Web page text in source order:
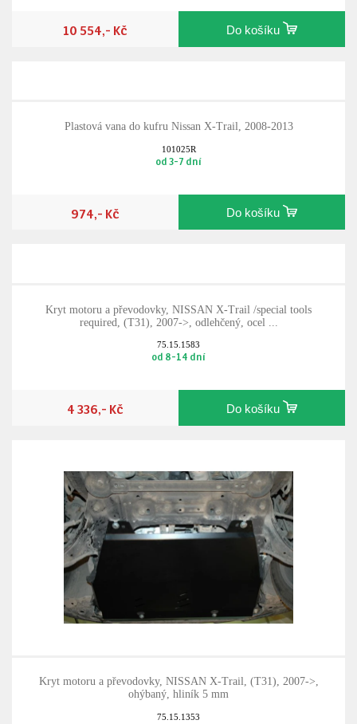
10 554,- Kč Do košíku
Plastová vana do kufru Nissan X-Trail, 2008-2013
101025R
od 3-7 dní
974,- Kč Do košíku
Kryt motoru a převodovky, NISSAN X-Trail /special tools
required, (T31), 2007->, odlehčený, ocel ...
75.15.1583
od 8-14 dní
4 336,- Kč Do košíku
Kryt motoru a převodovky, NISSAN X-Trail, (T31), 2007->,
ohýbaný, hliník 5 mm
75.15.1353